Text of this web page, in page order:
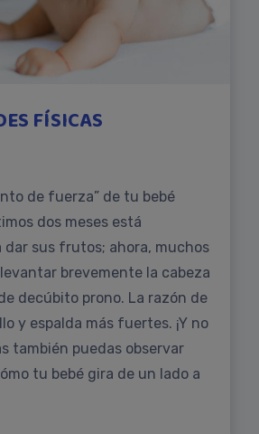
FÍSICAS
de fuerza” de tu bebé
dos meses está
dar sus frutos; ahora, muchos
brevemente la cabeza
decúbito prono. La razón de
y espalda más fuertes. ¡Y no
también puedas observar
tu bebé gira de un lado a